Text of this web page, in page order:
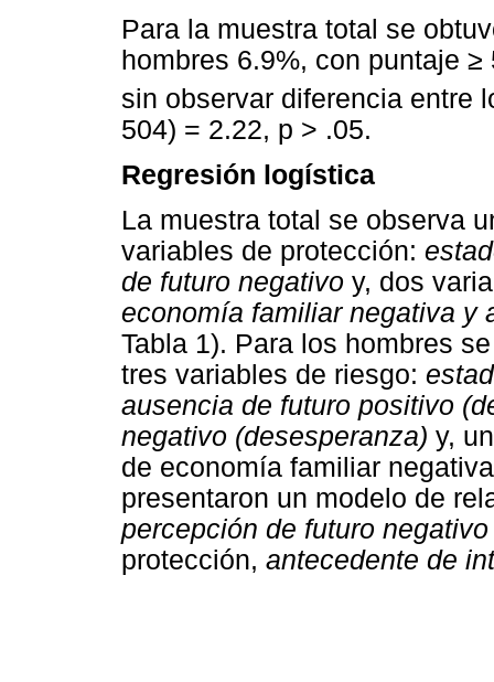
Para la muestra total se
hombres 6.9%, con puntaje
sin observar diferencia entre
504) = 2.22, p > .05.
Regresión logística
La muestra total se observa
variables de protección:
de futuro negativo y, dos
economía familiar negativa y
Tabla 1). Para los hombres
tres variables de riesgo:
ausencia de futuro positivo
negativo (desesperanza) y,
de economía familiar
presentaron un modelo de
percepción de futuro
protección, antecedente de